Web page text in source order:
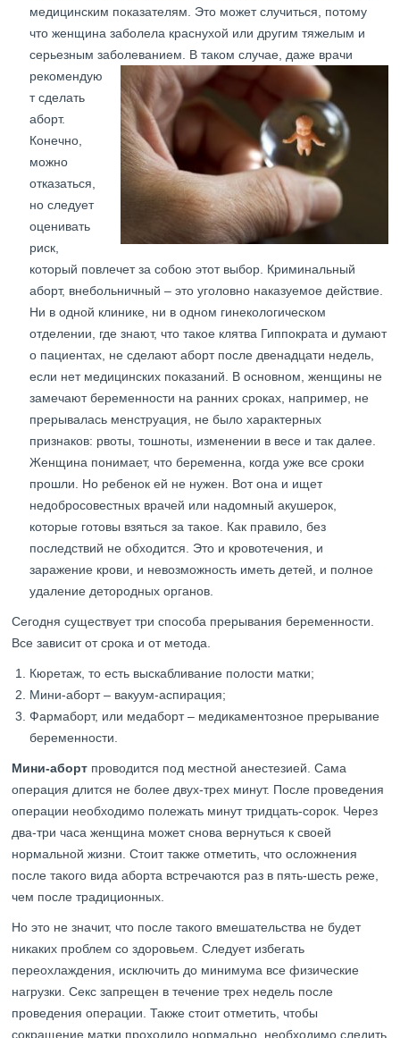
медицинским показателям. Это может случиться, потому
что женщина заболела краснухой или другим тяжелым и
серьезным заболеванием.
В таком случае, даже врачи
рекомендую
т сделать
аборт.
Конечно,
можно
отказаться,
но следует
оценивать
риск,
который повлечет за собою этот выбор. Криминальный
аборт, внебольничный – это уголовно наказуемое действие.
Ни в одной клинике, ни в одном гинекологическом
отделении, где знают, что такое клятва Гиппократа и думают
о пациентах, не сделают аборт после двенадцати недель,
если нет медицинских показаний. В основном, женщины не
замечают беременности на ранних сроках, например, не
прерывалась менструация, не было характерных
признаков: рвоты, тошноты, изменении в весе и так далее.
Женщина понимает, что беременна, когда уже все сроки
прошли. Но ребенок ей не нужен. Вот она и ищет
недобросовестных врачей или надомный акушерок,
которые готовы взяться за такое. Как правило, без
последствий не обходится. Это и кровотечения, и
заражение крови, и невозможность иметь детей, и полное
удаление детородных органов.
Сегодня существует три способа прерывания беременности.
Все зависит от срока и от метода.
Кюретаж, то есть выскабливание полости матки;
Мини-аборт – вакуум-аспирация;
Фармаборт, или медаборт – медикаментозное прерывание
беременности.
Мини-аборт проводится под местной анестезией. Сама
операция длится не более двух-трех минут. После проведения
операции необходимо полежать минут тридцать-сорок. Через
два-три часа женщина может снова вернуться к своей
нормальной жизни. Стоит также отметить, что осложнения
после такого вида аборта встречаются раз в пять-шесть реже,
чем после традиционных.
Но это не значит, что после такого вмешательства не будет
никаких проблем со здоровьем. Следует избегать
переохлаждения, исключить до минимума все физические
нагрузки. Секс запрещен в течение трех недель после
проведения операции. Также стоит отметить, чтобы
сокращение матки проходило нормально, необходимо следить